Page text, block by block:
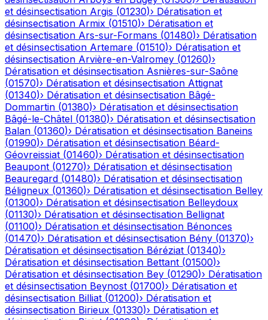
et désinsectisation Argis (01230)› Dératisation et
désinsectisation Armix (01510)› Dératisation et
désinsectisation Ars-sur-Formans (01480)› Dératisation
et désinsectisation Artemare (01510)› Dératisation et
désinsectisation Arvière-en-Valromey (01260)›
Dératisation et désinsectisation Asnières-sur-Saône
(01570)› Dératisation et désinsectisation Attignat
(01340)› Dératisation et désinsectisation Bâgé-
Dommartin (01380)› Dératisation et désinsectisation
Bâgé-le-Châtel (01380)› Dératisation et désinsectisation
Balan (01360)› Dératisation et désinsectisation Baneins
(01990)› Dératisation et désinsectisation Béard-
Géovreissiat (01460)› Dératisation et désinsectisation
Beaupont (01270)› Dératisation et désinsectisation
Beauregard (01480)› Dératisation et désinsectisation
Béligneux (01360)› Dératisation et désinsectisation Belley
(01300)› Dératisation et désinsectisation Belleydoux
(01130)› Dératisation et désinsectisation Bellignat
(01100)› Dératisation et désinsectisation Bénonces
(01470)› Dératisation et désinsectisation Bény (01370)›
Dératisation et désinsectisation Béréziat (01340)›
Dératisation et désinsectisation Bettant (01500)›
Dératisation et désinsectisation Bey (01290)› Dératisation
et désinsectisation Beynost (01700)› Dératisation et
désinsectisation Billiat (01200)› Dératisation et
désinsectisation Birieux (01330)› Dératisation et